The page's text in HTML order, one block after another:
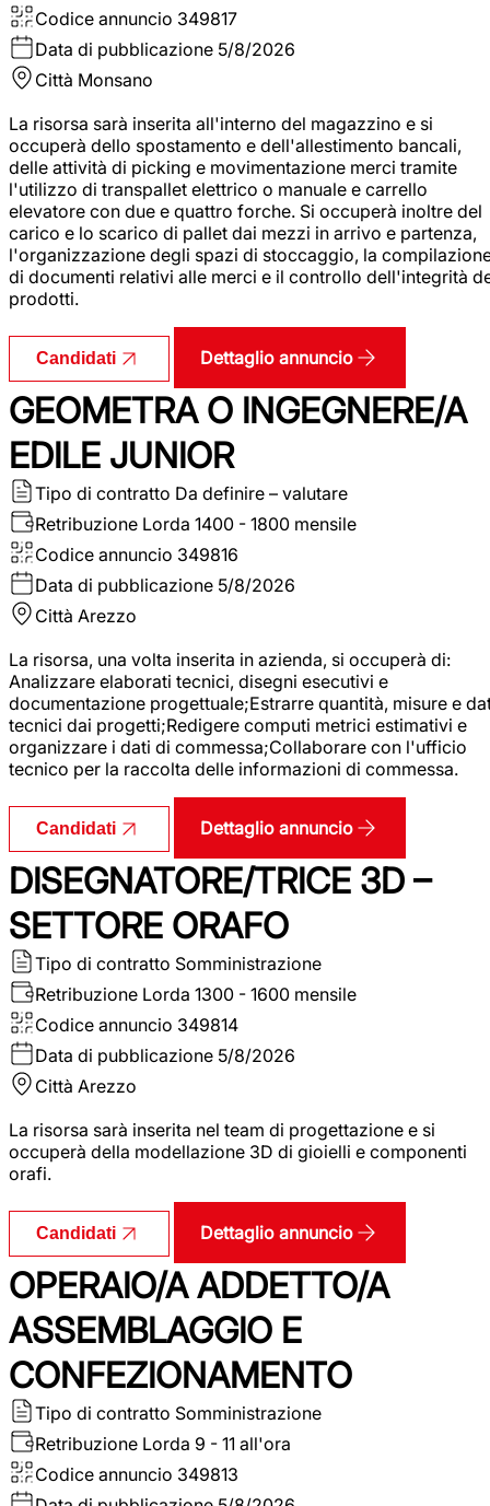
Codice annuncio 349817
Data di pubblicazione 5/8/2026
Città Monsano
La risorsa sarà inserita all'interno del magazzino e si
occuperà dello spostamento e dell'allestimento bancali,
delle attività di picking e movimentazione merci tramite
l'utilizzo di transpallet elettrico o manuale e carrello
elevatore con due e quattro forche. Si occuperà inoltre del
carico e lo scarico di pallet dai mezzi in arrivo e partenza,
l'organizzazione degli spazi di stoccaggio, la
di documenti relativi alle merci e il controllo dell'integrità
prodotti.
Candidati Dettaglio annuncio
GEOMETRA O INGEGNERE/A
EDILE JUNIOR
Tipo di contratto Da definire – valutare
Retribuzione Lorda 1400 - 1800 mensile
Codice annuncio 349816
Data di pubblicazione 5/8/2026
Città Arezzo
La risorsa, una volta inserita in azienda, si occuperà di:
Analizzare elaborati tecnici, disegni esecutivi e
documentazione progettuale;Estrarre quantità, misure e
tecnici dai progetti;Redigere computi metrici estimativi e
organizzare i dati di commessa;Collaborare con l'ufficio
tecnico per la raccolta delle informazioni di commessa.
Candidati Dettaglio annuncio
DISEGNATORE/TRICE 3D –
SETTORE ORAFO
Tipo di contratto Somministrazione
Retribuzione Lorda 1300 - 1600 mensile
Codice annuncio 349814
Data di pubblicazione 5/8/2026
Città Arezzo
La risorsa sarà inserita nel team di progettazione e si
occuperà della modellazione 3D di gioielli e componenti
orafi.
Candidati Dettaglio annuncio
OPERAIO/A ADDETTO/A
ASSEMBLAGGIO E
CONFEZIONAMENTO
Tipo di contratto Somministrazione
Retribuzione Lorda 9 - 11 all'ora
Codice annuncio 349813